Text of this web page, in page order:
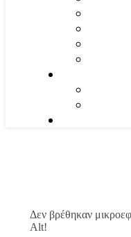
Δεν βρέθηκαν
Alt!